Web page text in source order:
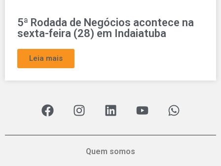
5ª Rodada de Negócios acontece na
sexta-feira (28) em Indaiatuba
Leia mais
Quem somos